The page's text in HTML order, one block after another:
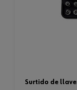
surtido de